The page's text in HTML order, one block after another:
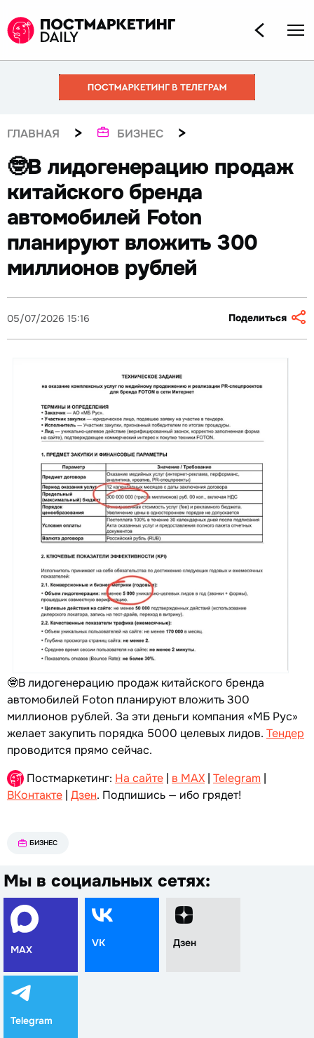
ГЛАВНАЯ > БИЗНЕС >
🤓В лидогенерацию продаж
китайского бренда
автомобилей Foton
планируют вложить 300
миллионов рублей
05/07/2026 15:16 Поделиться
🤓В лидогенерацию продаж китайского бренда
автомобилей Foton планируют вложить 300
миллионов рублей. За эти деньги компания «МБ Рус»
желает закупить порядка 5000 целевых лидов. Тендер
проводится прямо сейчас.
Постмаркетинг: На сайте | в MAX | Telegram |
ВКонтакте | Дзен. Подпишись — ибо грядет!
БИЗНЕС
Мы в социальных сетях:
MAX
VK Дзен
Telegram